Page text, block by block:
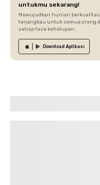
untukmu sekarang!
Mewujudkan hunian
terjangkau untuk semua orang
setiap fase kehidupan.
Download Aplikasi